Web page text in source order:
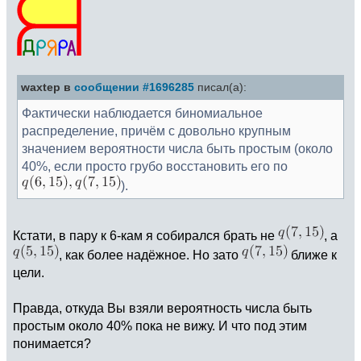
waxtep в сообщении #1696285 писал(а):
Фактически наблюдается биномиальное
распределение, причём с довольно крупным
значением вероятности числа быть простым (около
40%, если просто грубо восстановить его по
).
Кстати, в пару к 6-кам я собирался брать не
, а
, как более надёжное. Но зато
ближе к
цели.
Правда, откуда Вы взяли вероятность числа быть
простым около 40% пока не вижу. И что под этим
понимается?